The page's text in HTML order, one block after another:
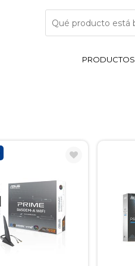
PRODUCTOS